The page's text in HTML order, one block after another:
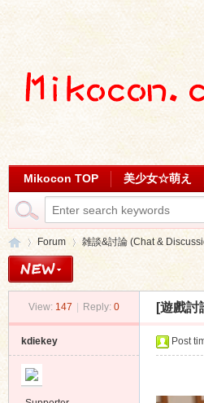
Mikocon TOP 美少女☆萌え
Forum
›
雑談&討論 (Chat &
View: 147 Reply: 0 [遊戲討
kdiekey Post